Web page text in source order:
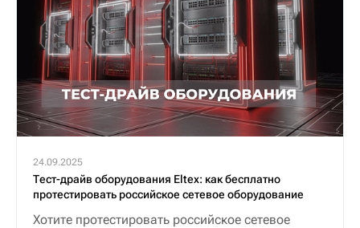
24.09.2025
Тест-драйв оборудования Eltex: как бесплатно
протестировать российское сетевое оборудование
Хотите протестировать российское сетевое